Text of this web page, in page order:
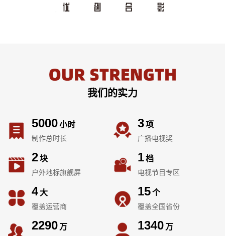
我们的实力
5000 小时
制作总时长
3项
广播电视奖
2 块
户外地标旗舰屏
1档
电视节目专区
4 大
覆盖运营商
15个
覆盖全国省份
2290 万 1340 万